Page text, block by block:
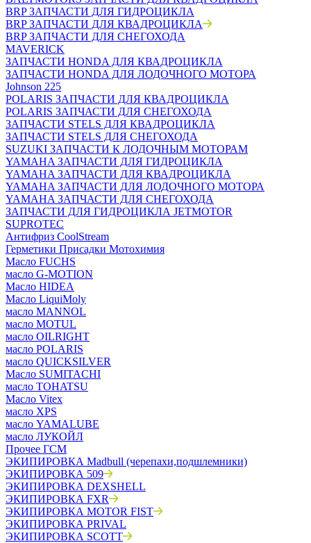
BRP ЗАПЧАСТИ ДЛЯ ГИДРОЦИКЛА
BRP ЗАПЧАСТИ ДЛЯ КВАДРОЦИКЛА
BRP ЗАПЧАСТИ ДЛЯ СНЕГОХОДА
MAVERICK
ЗАПЧАСТИ HONDA ДЛЯ КВАДРОЦИКЛА
ЗАПЧАСТИ HONDA ДЛЯ ЛОДОЧНОГО МОТОРА
Johnson 225
POLARIS ЗАПЧАСТИ ДЛЯ КВАДРОЦИКЛА
POLARIS ЗАПЧАСТИ ДЛЯ СНЕГОХОДА
ЗАПЧАСТИ STELS ДЛЯ КВАДРОЦИКЛА
ЗАПЧАСТИ STELS ДЛЯ СНЕГОХОДА
SUZUKI ЗАПЧАСТИ К ЛОДОЧНЫМ МОТОРАМ
YAMAHA ЗАПЧАСТИ ДЛЯ ГИДРОЦИКЛА
YAMAHA ЗАПЧАСТИ ДЛЯ КВАДРОЦИКЛА
YAMAHA ЗАПЧАСТИ ДЛЯ ЛОДОЧНОГО МОТОРА
YAMAHA ЗАПЧАСТИ ДЛЯ СНЕГОХОДА
ЗАПЧАСТИ ДЛЯ ГИДРОЦИКЛА JETMOTOR
SUPROTEC
Антифриз CoolStream
Герметики Присадки Мотохимия
Масло FUCHS
масло G-MOTION
Масло HIDEA
Масло LiquiMoly
масло MANNOL
масло MOTUL
масло OILRIGHT
масло POLARIS
масло QUICKSILVER
Масло SUMITACHI
масло TOHATSU
Масло Vitex
масло XPS
масло YAMALUBE
масло ЛУКОЙЛ
Прочее ГСМ
ЭКИПИРОВКА Madbull (черепахи,подшлемники)
ЭКИПИРОВКА 509
ЭКИПИРОВКА DEXSHELL
ЭКИПИРОВКА FXR
ЭКИПИРОВКА MOTOR FIST
ЭКИПИРОВКА PRIVAL
ЭКИПИРОВКА SCOTT